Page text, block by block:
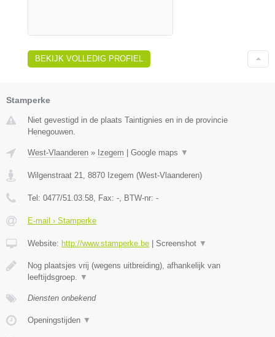
BEKIJK VOLLEDIG PROFIEL
Stamperke
Niet gevestigd in de plaats Taintignies en in de provincie
Henegouwen.
West-Vlaanderen » Izegem Google maps ▼
Wilgenstraat 21 8870 Izegem (West-Vlaanderen)
Tel: 0477/51.03.58 , Fax: - , BTW-nr: -
E-mail › Stamperke
Website: http://www.stamperke.be Screenshot ▼
Nog plaatsjes vrij (wegens uitbreiding), afhankelijk van
leeftijdsgroep.
▼
Diensten onbekend
Openingstijden ▼